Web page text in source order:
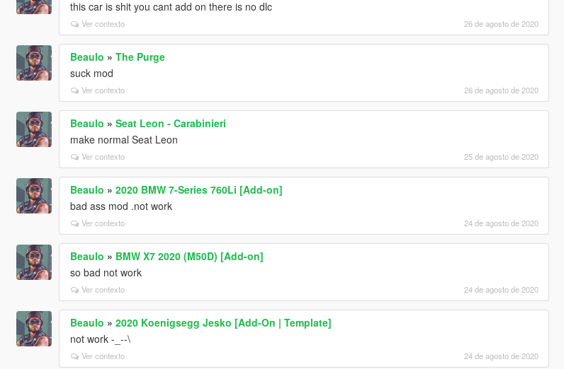
this car is shit you cant add on there is no dlc
Ver contexto 26 de agosto de 2020
Beaulo » The Purge
suck mod
Ver contexto 26 de agosto de 2020
Beaulo » Seat Leon - Carabinieri
make normal Seat Leon
Ver contexto 25 de agosto de 2020
Beaulo » 2020 BMW 7-Series 760Li [Add-on]
bad ass mod .not work
Ver contexto 24 de agosto de 2020
Beaulo » BMW X7 2020 (M50D) [Add-on]
so bad not work
Ver contexto 24 de agosto de 2020
Beaulo » 2020 Koenigsegg Jesko [Add-On | Template]
not work -_--\
Ver contexto 24 de agosto de 2020